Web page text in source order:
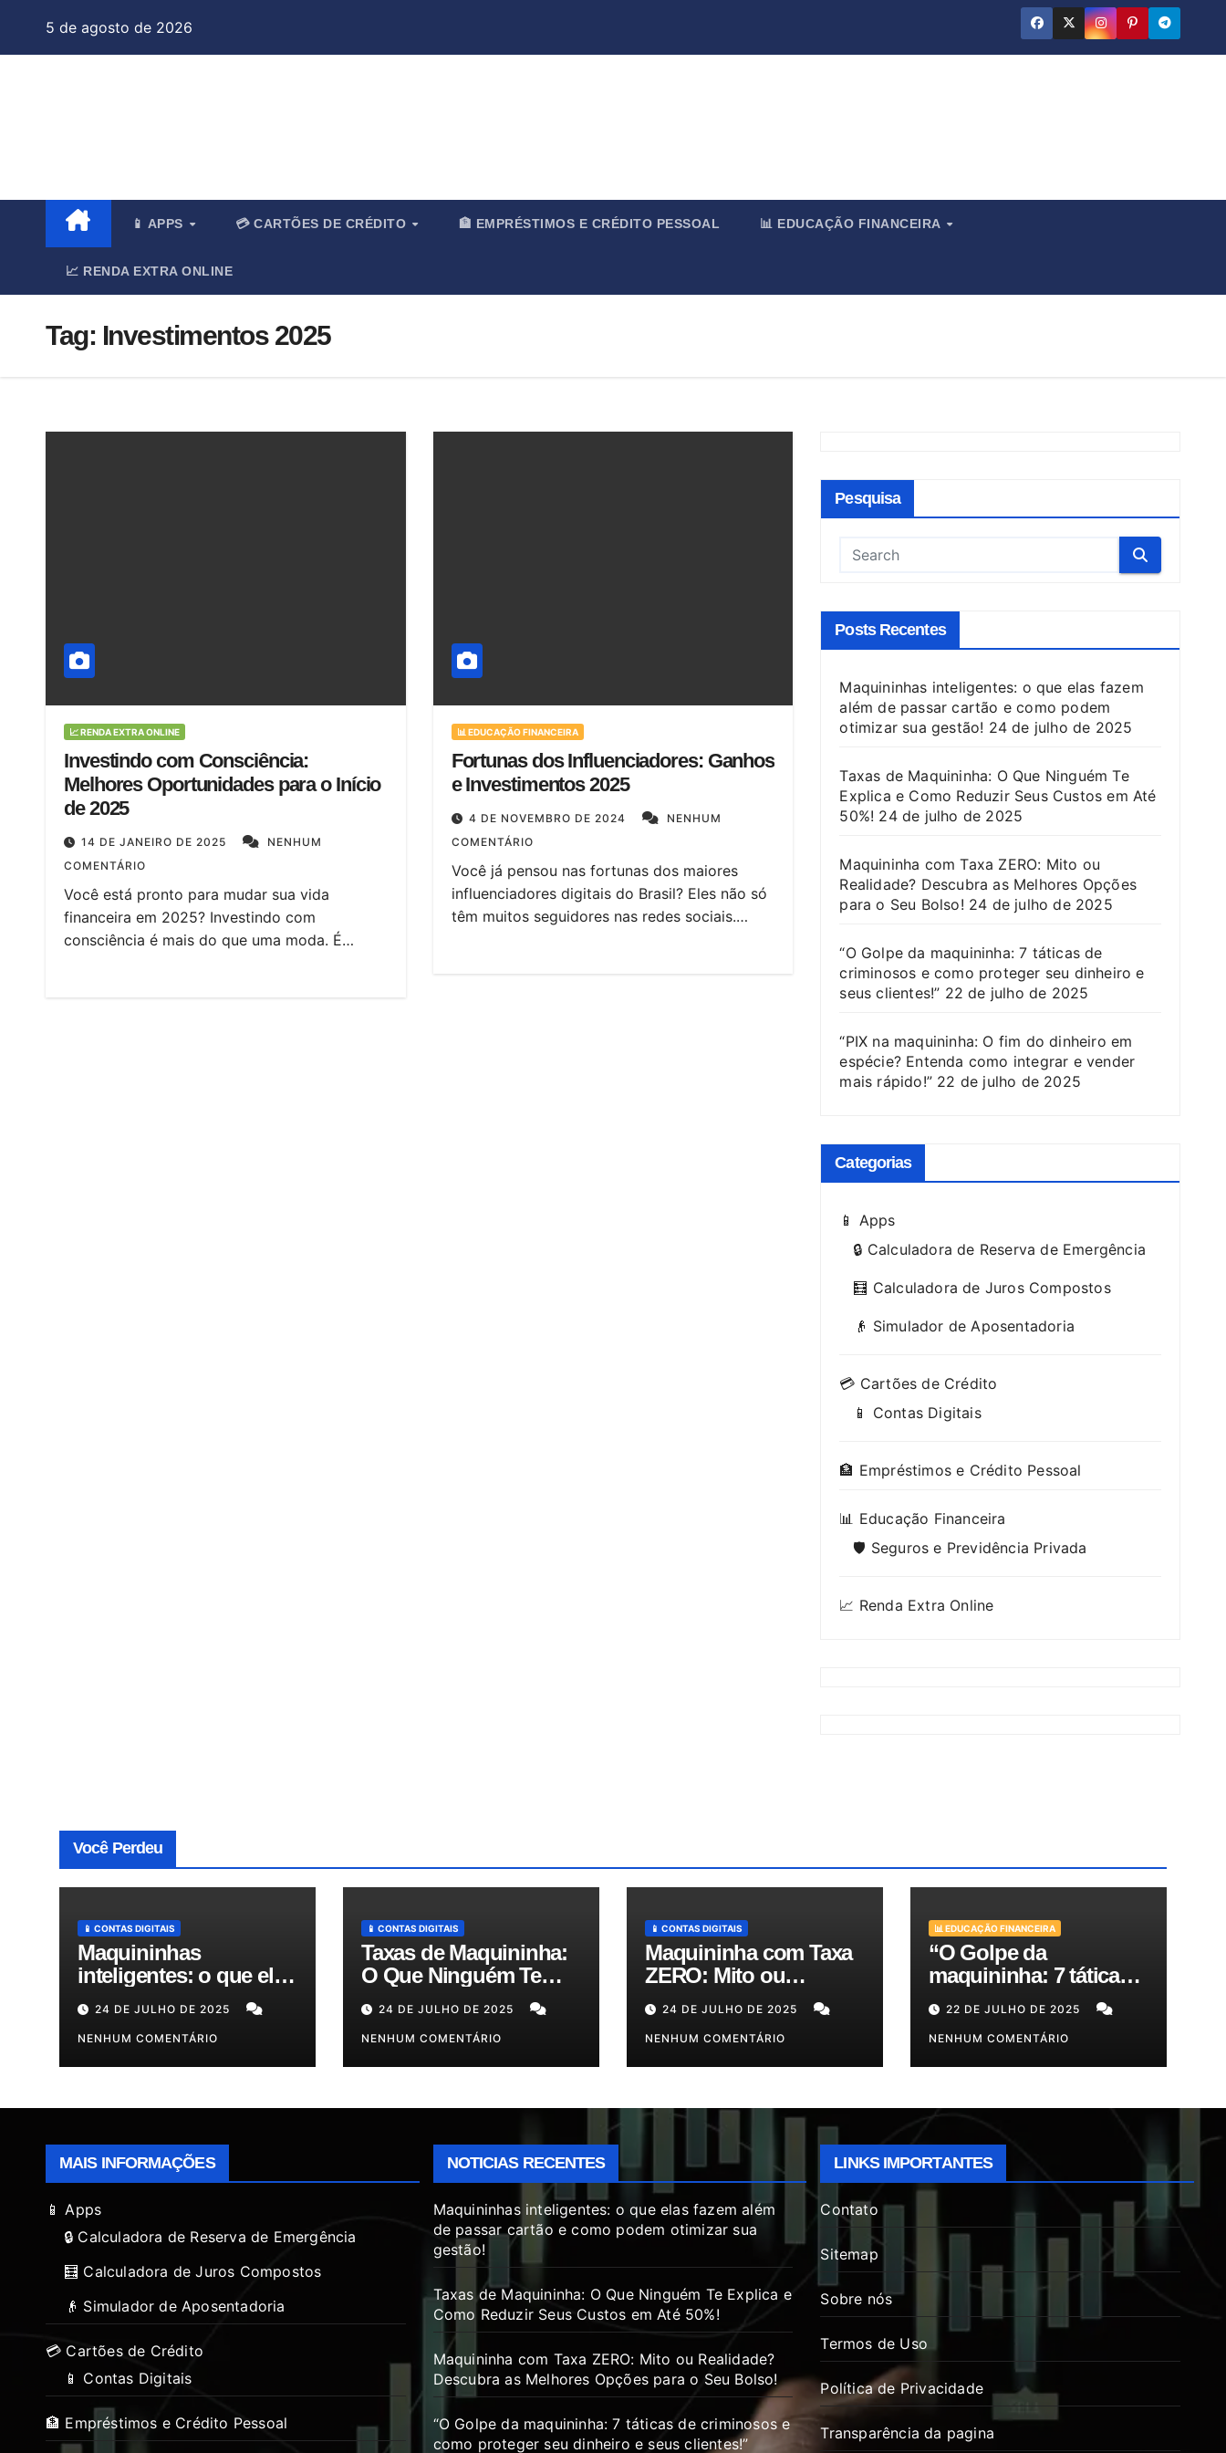
5 de agosto de 2026
📱 APPS 💳 CARTÕES DE CRÉDITO 🏦 EMPRÉSTIMOS E CRÉDITO PESSOAL 📊 EDUCAÇÃO FINANCEIRA
📈 RENDA EXTRA ONLINE
Tag: Investimentos 2025
📈 RENDA EXTRA ONLINE
Investindo com Consciência:
Melhores Oportunidades para o Início
de 2025
14 DE JANEIRO DE 2025
NENHUM
COMENTÁRIO
Você está pronto para mudar sua vida
financeira em 2025? Investindo com
consciência é mais do que uma moda. É…
📊 EDUCAÇÃO FINANCEIRA
Fortunas dos Influenciadores: Ganhos
e Investimentos 2025
4 DE NOVEMBRO DE 2024
NENHUM
COMENTÁRIO
Você já pensou nas fortunas dos maiores
influenciadores digitais do Brasil? Eles não só
têm muitos seguidores nas redes sociais.…
Pesquisa
Posts Recentes
Maquininhas inteligentes: o que elas fazem
além de passar cartão e como podem
otimizar sua gestão! 24 de julho de 2025
Taxas de Maquininha: O Que Ninguém Te
Explica e Como Reduzir Seus Custos em Até
50%! 24 de julho de 2025
Maquininha com Taxa ZERO: Mito ou
Realidade? Descubra as Melhores Opções
para o Seu Bolso! 24 de julho de 2025
“O Golpe da maquininha: 7 táticas de
criminosos e como proteger seu dinheiro e
seus clientes!” 22 de julho de 2025
“PIX na maquininha: O fim do dinheiro em
espécie? Entenda como integrar e vender
mais rápido!” 22 de julho de 2025
Categorias
📱 Apps
🔒 Calculadora de Reserva de Emergência
🧮 Calculadora de Juros Compostos
👴 Simulador de Aposentadoria
💳 Cartões de Crédito
📱 Contas Digitais
🏦 Empréstimos e Crédito Pessoal
📊 Educação Financeira
🛡️ Seguros e Previdência Privada
📈 Renda Extra Online
Você Perdeu
📱 CONTAS DIGITAIS
Maquininhas
inteligentes: o que elas
fazem além de passar
cartão e como podem
otimizar sua gestão!
24 DE JULHO DE 2025
NENHUM COMENTÁRIO
📱 CONTAS DIGITAIS
Taxas de Maquininha:
O Que Ninguém Te
Explica e Como
Reduzir Seus Custos
em Até 50%!
24 DE JULHO DE 2025
NENHUM COMENTÁRIO
📱 CONTAS DIGITAIS
Maquininha com Taxa
ZERO: Mito ou
Realidade? Descubra
as Melhores Opções
para o Seu Bolso!
24 DE JULHO DE 2025
NENHUM COMENTÁRIO
📊 EDUCAÇÃO FINANCEIRA
“O Golpe da
maquininha: 7 táticas
de criminosos e como
proteger seu dinheiro e
seus clientes!”
22 DE JULHO DE 2025
NENHUM COMENTÁRIO
MAIS INFORMAÇÕES
📱 Apps
🔒 Calculadora de Reserva de Emergência
🧮 Calculadora de Juros Compostos
👴 Simulador de Aposentadoria
💳 Cartões de Crédito
📱 Contas Digitais
🏦 Empréstimos e Crédito Pessoal
NOTICIAS RECENTES
Maquininhas inteligentes: o que elas fazem além
de passar cartão e como podem otimizar sua
gestão!
Taxas de Maquininha: O Que Ninguém Te Explica e
Como Reduzir Seus Custos em Até 50%!
Maquininha com Taxa ZERO: Mito ou Realidade?
Descubra as Melhores Opções para o Seu Bolso!
“O Golpe da maquininha: 7 táticas de criminosos e
como proteger seu dinheiro e seus clientes!”
LINKS IMPORTANTES
Contato
Sitemap
Sobre nós
Termos de Uso
Política de Privacidade
Transparência da pagina